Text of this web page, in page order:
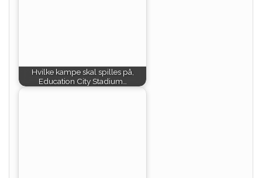
Hvilke kampe skal spilles på,
Education City Stadium…